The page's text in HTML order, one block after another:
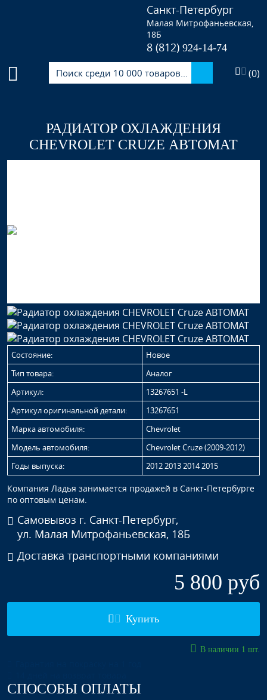
Санкт-Петербург
Малая Митрофаньевская,
18Б
8 (812)924-14-74
(0)
РАДИАТОР ОХЛАЖДЕНИЯ
CHEVROLET CRUZE АВТОМАТ
Состояние:
Новое
Тип товара:
Аналог
Артикул:
13267651 -L
Артикул оригинальной детали:
13267651
Марка автомобиля:
Chevrolet
Модель автомобиля:
Chevrolet Cruze (2009-2012)
Годы выпуска:
2012 2013 2014 2015
Компания Ладья занимается продажей в Санкт-Петербурге
по оптовым ценам.
Самовывоз г. Санкт-Петербург,
ул. Малая Митрофаньевская, 18Б
Доставка транспортными компаниями
5 800 руб
Купить
В наличии 1 шт.
СПОСОБЫ ОПЛАТЫ